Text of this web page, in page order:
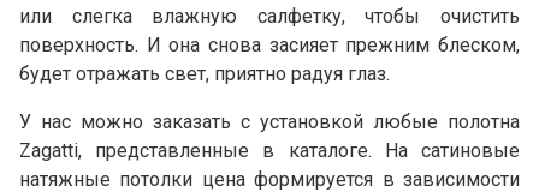
или слегка влажную салфетку, чтобы очистить
поверхность. И она снова засияет прежним блеском,
будет отражать свет, приятно радуя глаз.
У нас можно заказать с установкой любые полотна
Zagatti, представленные в каталоге. На сатиновые
натяжные потолки цена формируется в зависимости